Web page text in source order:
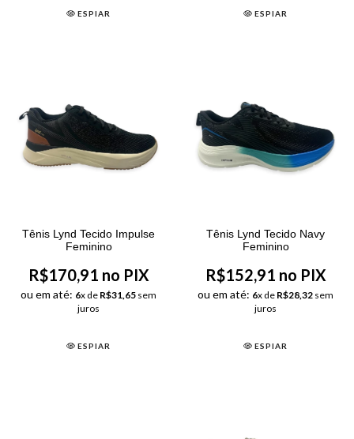
ESPIAR ESPIAR
Tênis Lynd Tecido Impulse
Feminino
R$170,91 no PIX
ou em até: 6x de R$31,65 sem
juros
ESPIAR
Tênis Lynd Tecido Navy
Feminino
R$152,91 no PIX
ou em até: 6x de R$28,32 sem
juros
ESPIAR